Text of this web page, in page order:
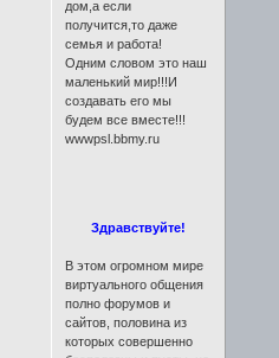
дом,а если
получится,то даже
семья и работа!
Одним словом это наш
маленький мир!!!И
создавать его мы
будем все вместе!!!
wwwpsl.bbmy.ru
Здравствуйте!
В этом огромном мире
виртуального общения
полно форумов и
сайтов, половина из
которых совершенно